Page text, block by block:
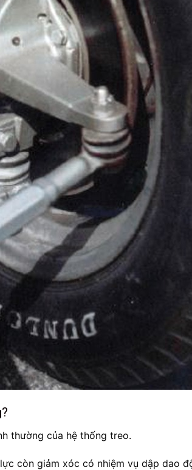
thường của hệ thống treo.
còn giảm xóc có nhiệm vụ dập dao